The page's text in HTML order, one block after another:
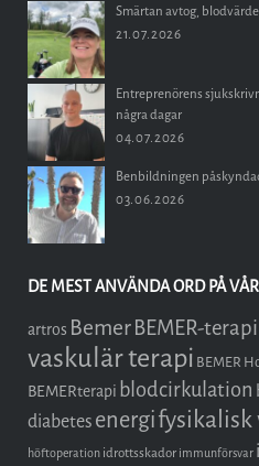
Smärtan avtog,
21.07.2026
Entreprenörens
några dagar
04.07.2026
Benbildningen
03.06.2026
DE MEST ANVÄNDA ORD PÅ
artros BemerBEMER-terapi
vaskulär terapi BEMER
BEMERterapi blodcirkulation
diabetesenergifysikalisk
höftoperation idrottsskador immunförsvar